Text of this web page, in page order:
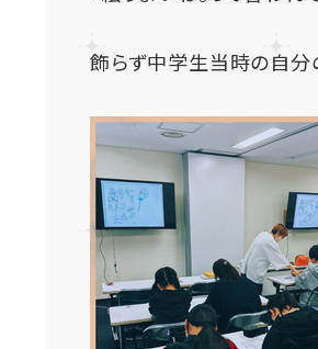
飾らず中学生当時の自分